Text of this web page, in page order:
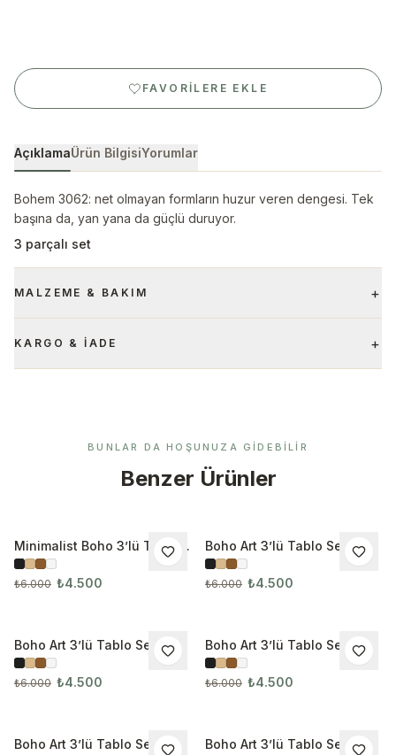
FAVORILERE EKLE
AçıklamaÜrün BilgisiYorumlar
Bohem 3062: net olmayan formların huzur veren dengesi. Tek
başına da, yan yana da güçlü duruyor.
3 parçalı set
MALZEME & BAKIM +
KARGO & İADE +
BUNLAR DA HOŞUNUZA GIDEBILIR
Benzer Ürünler
İNDIRIM
Minimalist Boho 3’lü Tablo
Seti
₺6.000 ₺4.500
İNDIRIM
Boho Art 3’lü Tablo Seti
3281
₺6.000 ₺4.500
İNDIRIM
Boho Art 3’lü Tablo Seti
3282
₺6.000 ₺4.500
İNDIRIM
Boho Art 3’lü Tablo Seti
3283
₺6.000 ₺4.500
İNDIRIM
Boho Art 3’lü Tablo Seti
İNDIRIM
Boho Art 3’lü Tablo Seti